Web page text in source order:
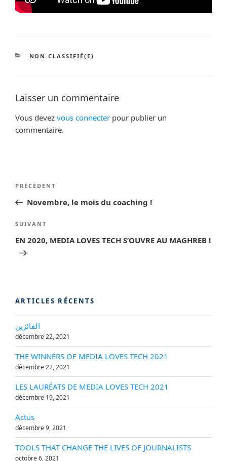
CATÉGORIES
NON CLASSIFIÉ(E)
Laisser un commentaire
Vous devez vous connecter pour publier un
commentaire.
Navigation
de
Article
précédent
PRÉCÉDENT
Novembre, le mois du coaching !
Article
suivant
SUIVANT
EN 2020, MEDIA LOVES TECH S’OUVRE AU MAGHREB !
ARTICLES RÉCENTS
الفائزين
décembre 22, 2021
THE WINNERS OF MEDIA LOVES TECH 2021
décembre 22, 2021
LES LAURÉATS DE MEDIA LOVES TECH 2021
décembre 19, 2021
Actus
décembre 9, 2021
TOOLS THAT CHANGE THE LIVES OF JOURNALISTS
octobre 6, 2021